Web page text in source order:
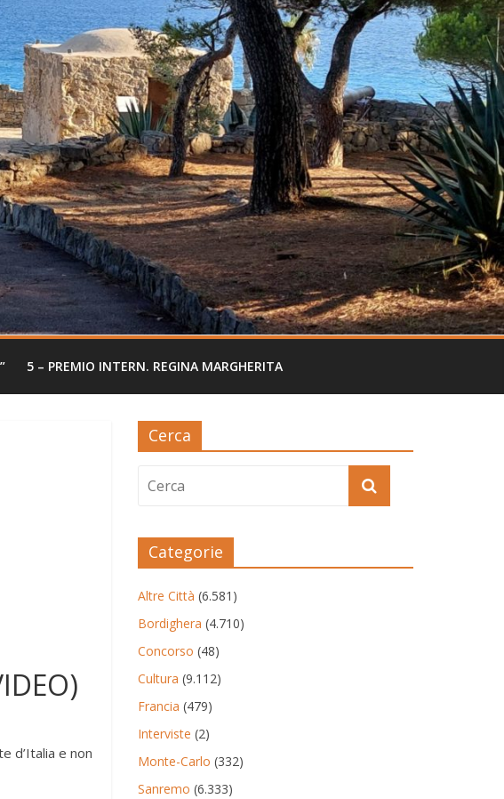
5 – PREMIO INTERN. REGINA MARGHERITA
d’Italia e non
Cerca
Categorie
Altre Città (6.581)
Bordighera (4.710)
Concorso (48)
Cultura (9.112)
Francia (479)
Interviste (2)
Monte-Carlo (332)
Sanremo (6.333)